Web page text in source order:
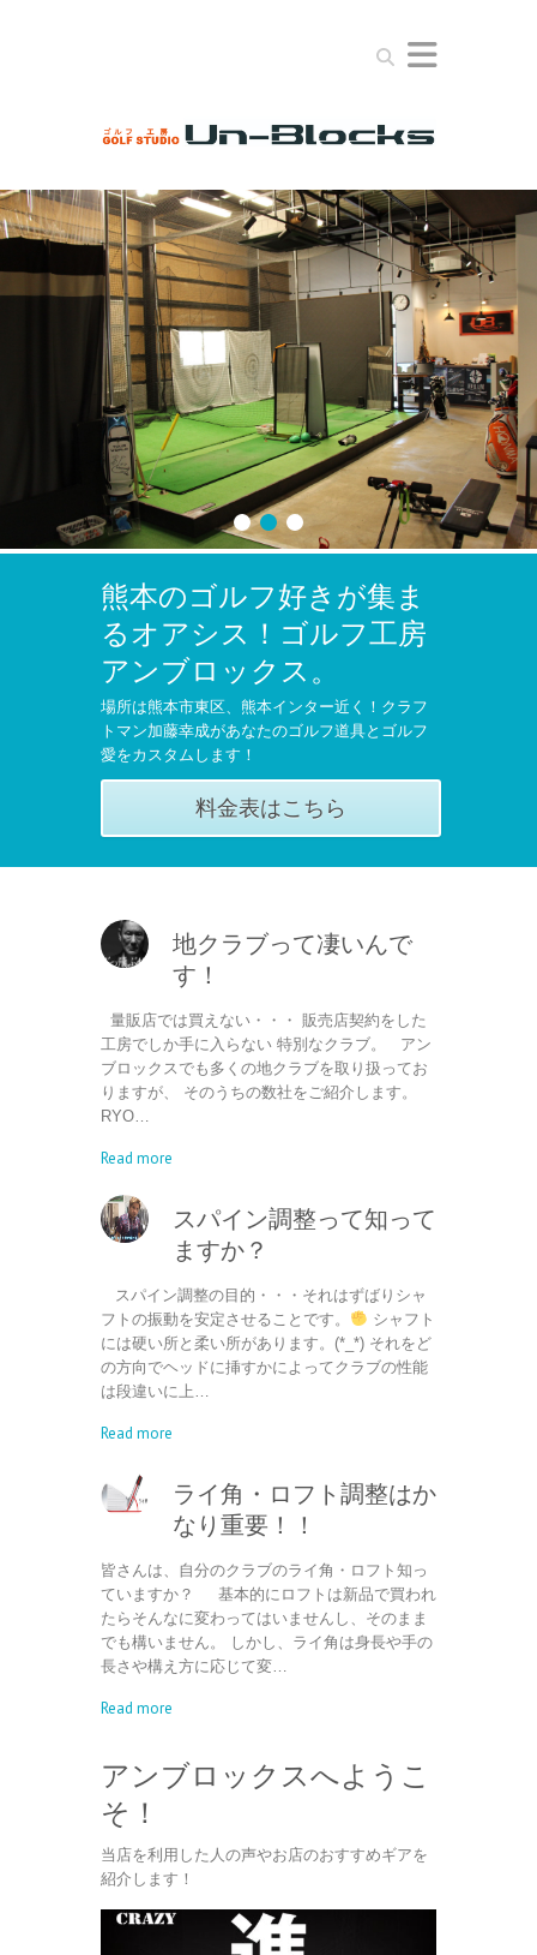
Search
1 2 3
熊本のゴルフ好きが集ま
るオアシス！ゴルフ工房
アンブロックス。
場所は熊本市東区、熊本インター近く！クラフ
トマン加藤幸成があなたのゴルフ道具とゴルフ
愛をカスタムします！
料金表はこちら
地クラブって凄いんで
す！
量販店では買えない・・・ 販売店契約をした
工房でしか手に入らない 特別なクラブ。 アン
ブロックスでも多くの地クラブを取り扱ってお
りますが、 そのうちの数社をご紹介します。
RYO…
Read more
スパイン調整って知って
ますか？
スパイン調整の目的・・・それはずばりシャ
フトの振動を安定させることです。
シャフト
には硬い所と柔い所があります。(*_*) それをど
の方向でヘッドに挿すかによってクラブの性能
は段違いに上…
Read more
ライ角・ロフト調整はか
なり重要！！
皆さんは、自分のクラブのライ角・ロフト知っ
ていますか？ 基本的にロフトは新品で買われ
たらそんなに変わってはいませんし、そのまま
でも構いません。 しかし、ライ角は身長や手の
長さや構え方に応じて変…
Read more
アンブロックスへようこ
そ！
当店を利用した人の声やお店のおすすめギアを
紹介します！